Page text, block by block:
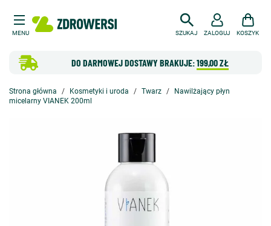
MENU SZUKAJ
DO DARMOWEJ DOSTAWY BRAKUJE:199,00 ZŁ
ZALOGUJ KOSZYK
Strona główna Kosmetyki i uroda Twarz
Nawilżający płyn
micelarny VIANEK 200ml